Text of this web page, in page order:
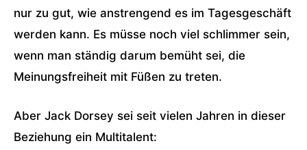
nur zu gut, wie anstrengend es im Tagesgeschäft
werden kann. Es müsse noch viel schlimmer sein,
wenn man ständig darum bemüht sei, die
Meinungsfreiheit mit Füßen zu treten.
Aber Jack Dorsey sei seit vielen Jahren in dieser
Beziehung ein Multitalent: